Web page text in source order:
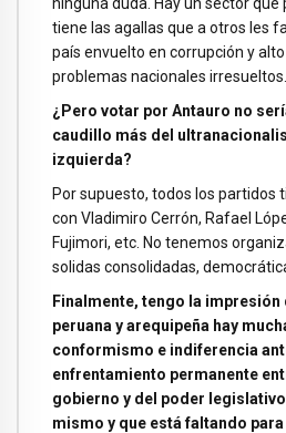
ninguna duda. Hay un sector
tiene las agallas que a otros les
país envuelto en corrupción y
problemas nacionales irresueltos.
¿Pero votar por Antauro no
caudillo más del
izquierda?
Por supuesto, todos los partidos
con Vladimiro Cerrón, Rafael
Fujimori, etc. No tenemos
solidas consolidadas,
Finalmente, tengo la impresión
peruana y arequipeña hay
conformismo e indiferencia
enfrentamiento permanente
gobierno y del poder
mismo y que está faltando